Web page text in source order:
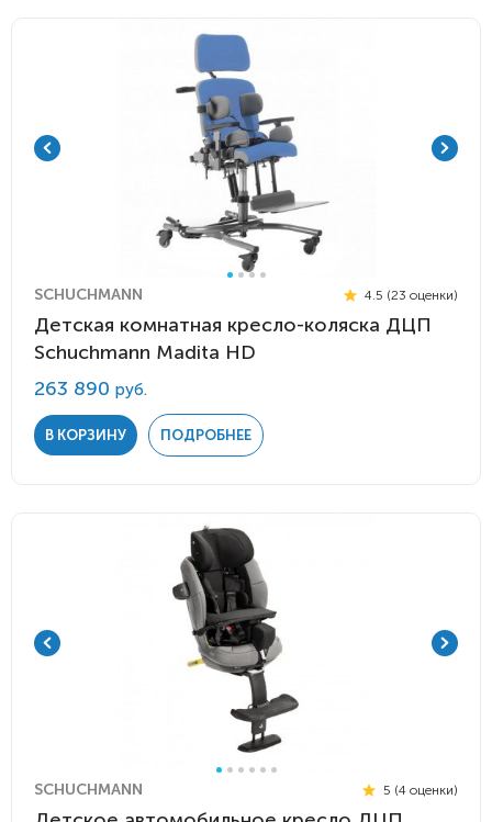
SCHUCHMANN 4.5 (23 оценки)
Детская комнатная кресло-коляска ДЦП
Schuchmann Madita HD
263 890 руб.
В КОРЗИНУ ПОДРОБНЕЕ
SCHUCHMANN 5 (4 оценки)